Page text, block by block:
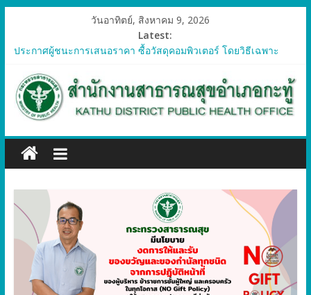
วันอาทิตย์, สิงหาคม 9, 2026
Latest:
ประกาศผู้ชนะการเสนอราคา ซื้อวัสดุคอมพิวเตอร์ โดยวิธีเฉพาะ
ประกาศผู้ชนะการเสนอราคา จัดซื้อวัสดุทางการแพทย์สำหรับ
โครงการป้องกันควบคุมโรคติดต่อและภัยสุขภาพในแรงงานต่างด้าว
อำเภอกะทู้ ปี 2569
เจาะจง
ประกาศผู้ชนะการเสนอรา ซื้อวัสดุงานบ้านงานครัว โดยวิธีเฉพาะ
เจาะจง
ประกาศผู้ชนะการเสนอราคา ซื้อวัสดุสำนักงาน โดยวิธีเฉพาะ
เจาะจง